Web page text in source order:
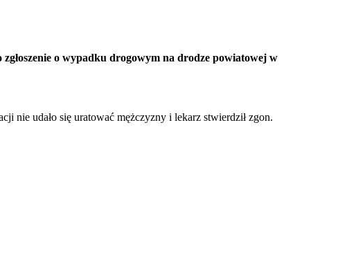
o wypadku drogowym na drodze powiatowej w
nie udało się uratować mężczyzny i lekarz stwierdził zgon.